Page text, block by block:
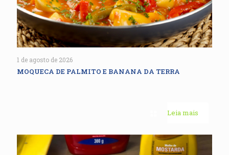
1 de agosto de 2026
MOQUECA DE PALMITO E BANANA DA TERRA
Leia mais